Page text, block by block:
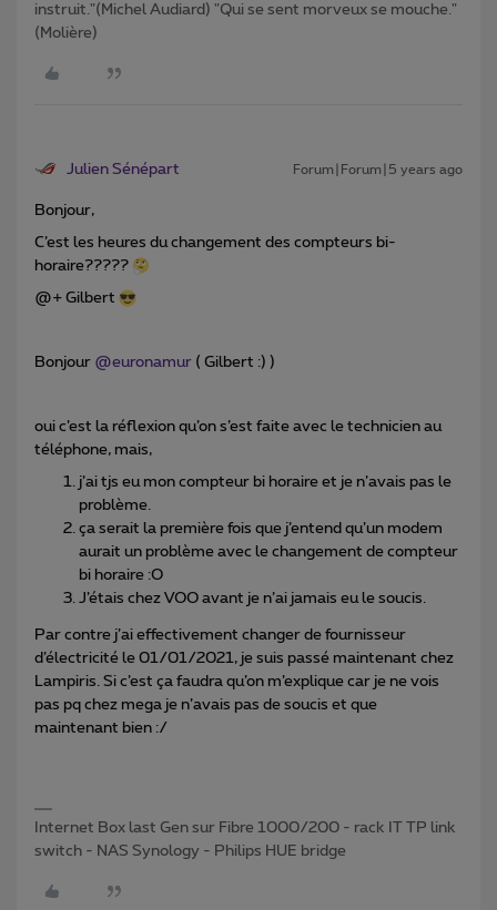
instruit."(Michel Audiard) "Qui se sent morveux se mouche."
(Molière)
Julien Sénépart Forum|Forum|5 years ago
Bonjour,
C’est les heures du changement des compteurs bi-
horaire?????
@+ Gilbert
Bonjour @euronamur ( Gilbert :) )
oui c’est la réflexion qu’on s’est faite avec le technicien au
téléphone, mais,
j’ai tjs eu mon compteur bi horaire et je n’avais pas le
problème.
ça serait la première fois que j’entend qu’un modem
aurait un problème avec le changement de compteur
bi horaire :O
J’étais chez VOO avant je n’ai jamais eu le soucis.
Par contre j’ai effectivement changer de fournisseur
d’électricité le 01/01/2021, je suis passé maintenant chez
Lampiris. Si c’est ça faudra qu’on m’explique car je ne vois
pas pq chez mega je n’avais pas de soucis et que
maintenant bien :/
Internet Box last Gen sur Fibre 1000/200 - rack IT TP link
switch - NAS Synology - Philips HUE bridge